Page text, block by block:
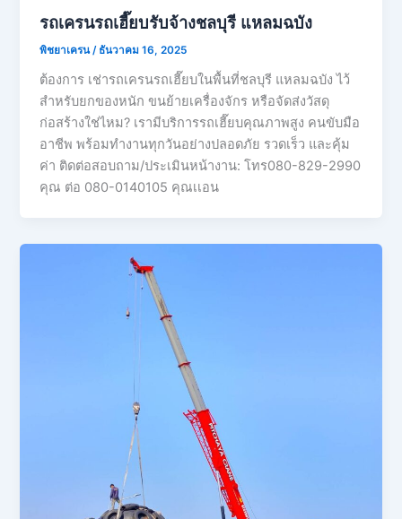
รถเครนรถเฮี๊ยบรับจ้างชลบุรี แหลมฉบัง
พิชยาเครน/ ธันวาคม 16, 2025
ต้องการ เช่ารถเครนรถเฮี๊ยบในพื้นที่ชลบุรี แหลมฉบัง ไว้
สำหรับยกของหนัก ขนย้ายเครื่องจักร หรือจัดส่งวัสดุ
ก่อสร้างใช่ไหม? เรามีบริการรถเฮี๊ยบคุณภาพสูง คนขับมือ
อาชีพ พร้อมทำงานทุกวันอย่างปลอดภัย รวดเร็ว และคุ้ม
ค่า ติดต่อสอบถาม/ประเมินหน้างาน: โทร080-829-2990
คุณ ต่อ 080-0140105 คุณเเอน